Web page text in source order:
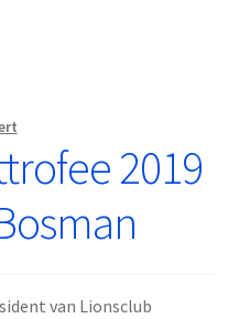
2019
van Lionsclub